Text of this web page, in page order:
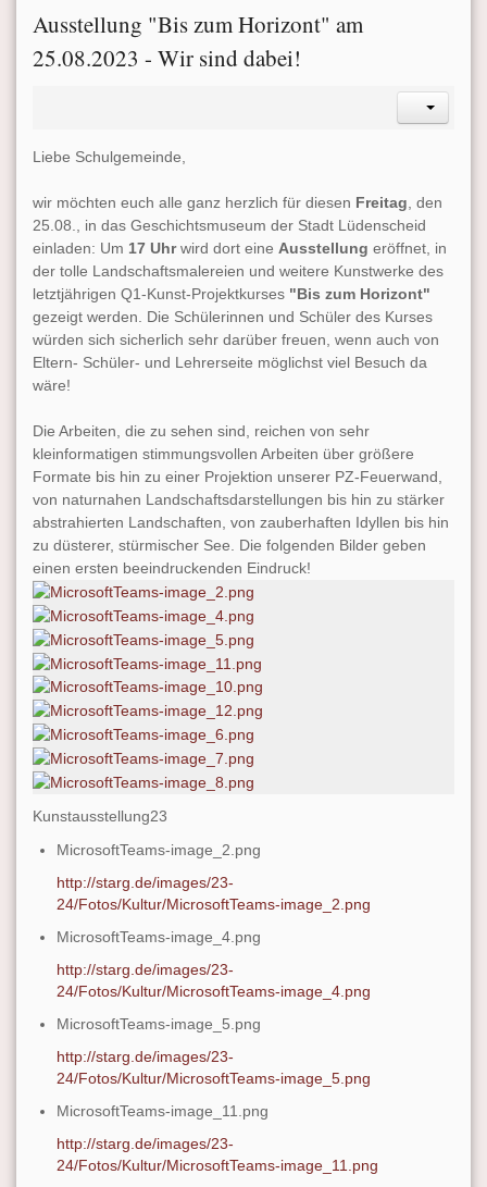
Ausstellung "Bis zum Horizont" am
25.08.2023 - Wir sind dabei!
Liebe Schulgemeinde,
wir möchten euch alle ganz herzlich für diesen Freitag, den
25.08., in das Geschichtsmuseum der Stadt Lüdenscheid
einladen: Um 17 Uhrwird dort eine Ausstellung eröffnet, in
der tolle Landschaftsmalereien und weitere Kunstwerke des
letztjährigen Q1-Kunst-Projektkurses "Bis zum Horizont"
gezeigt werden. Die Schülerinnen und Schüler des Kurses
würden sich sicherlich sehr darüber freuen, wenn auch von
Eltern- Schüler- und Lehrerseite möglichst viel Besuch da
wäre!
Die Arbeiten, die zu sehen sind, reichen von sehr
kleinformatigen stimmungsvollen Arbeiten über größere
Formate bis hin zu einer Projektion unserer PZ-Feuerwand,
von naturnahen Landschaftsdarstellungen bis hin zu stärker
abstrahierten Landschaften, von zauberhaften Idyllen bis hin
zu düsterer, stürmischer See. Die folgenden Bilder geben
einen ersten beeindruckenden Eindruck!
Kunstausstellung23
MicrosoftTeams-image_2.png
http://starg.de/images/23-
24/Fotos/Kultur/MicrosoftTeams-image_2.png
MicrosoftTeams-image_4.png
http://starg.de/images/23-
24/Fotos/Kultur/MicrosoftTeams-image_4.png
MicrosoftTeams-image_5.png
http://starg.de/images/23-
24/Fotos/Kultur/MicrosoftTeams-image_5.png
MicrosoftTeams-image_11.png
http://starg.de/images/23-
24/Fotos/Kultur/MicrosoftTeams-image_11.png